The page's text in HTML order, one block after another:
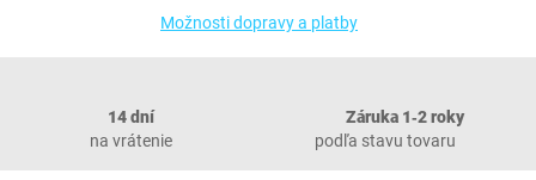
Možnosti dopravy a platby
14 dní
na vrátenie
Záruka 1‐2 roky
podľa stavu tovaru